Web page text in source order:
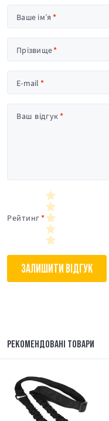
Ваше ім’я
Прізвище
E-mail
Ваш відгук
Рейтинг
ЗАЛИШИТИ ВІДГУК
РЕКОМЕНДОВАНІ ТОВАРИ